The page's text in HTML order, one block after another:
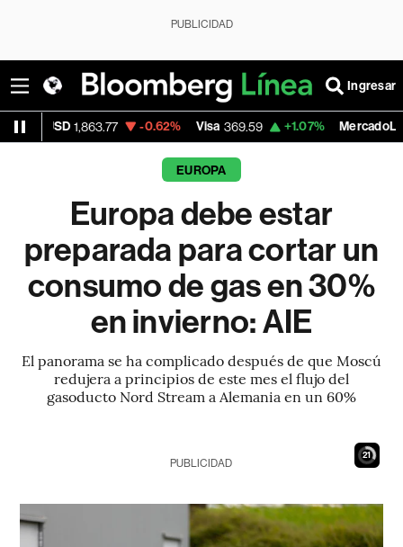
PUBLICIDAD
Ingresar
-0.62% Visa 369.59 +1.07% MercadoLibre 1,890.05
EUROPA
Europa debe estar
preparada para cortar un
consumo de gas en 30%
en invierno: AIE
El panorama se ha complicado después de que Moscú
redujera a principios de este mes el flujo del
gasoducto Nord Stream a Alemania en un 60%
20
PUBLICIDAD